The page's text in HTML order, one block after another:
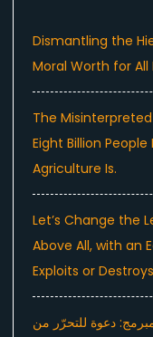
Dismantling the
Moral Worth for All
The
Eight Billion
Agriculture Is.
Let’s Change the
Above All, with an
Exploits or Destroys
دعوة للتحرّر من